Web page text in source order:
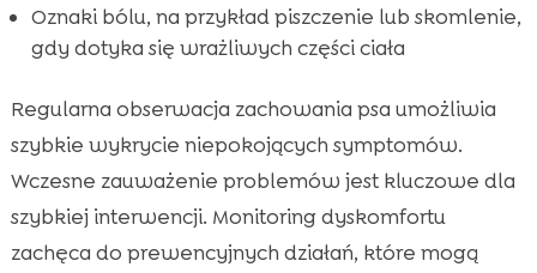
Oznaki bólu, na przykład piszczenie lub skomlenie,
gdy dotyka się wrażliwych części ciała
Regularna obserwacja zachowania psa umożliwia
szybkie wykrycie niepokojących symptomów.
Wczesne zauważenie problemów jest kluczowe dla
szybkiej interwencji. Monitoring dyskomfortu
zachęca do prewencyjnych działań, które mogą